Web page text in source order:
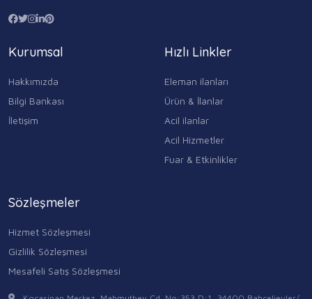
Kurumsal
Hakkımızda
Bilgi Bankası
İletişim
Hızlı Linkler
Eleman ilanları
Ürün & İlanlar
Acil ilanlar
Acil Hizmetler
Fuar & Etkinlikler
Sözleşmeler
Hizmet Sözleşmesi
Gizlilik Sözleşmesi
Mesafeli Satış Sözleşmesi